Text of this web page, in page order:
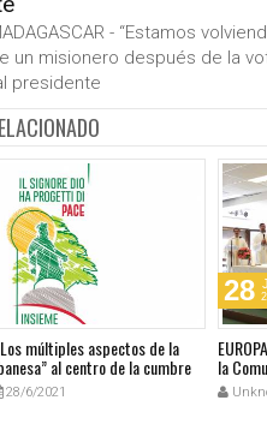
- “Estamos
un misionero después de la
presidente
múltiples aspectos de la
al centro de la cumbre
por el Papa Francisco
28/6/2021
28
la